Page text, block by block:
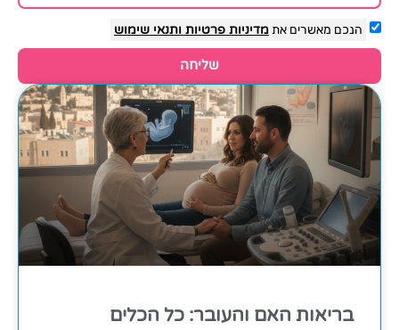
הנכם מאשרים אתמדיניות פרטיות ותנאי שימוש
שליחה
בריאות האם והעובר: כל הכלים